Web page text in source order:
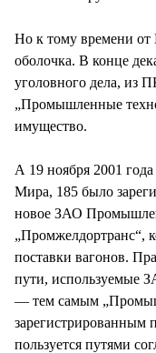
Но к тому времени
оболочка. В конце
уголовного дела, из
„Промышленные
имущество.
А 19 ноября 2001
Мира, 185 было
новое ЗАО
„Промжелдортранс“,
поставки вагонов.
пути, используемые
— тем самым
зарегистрированным
пользуется путями